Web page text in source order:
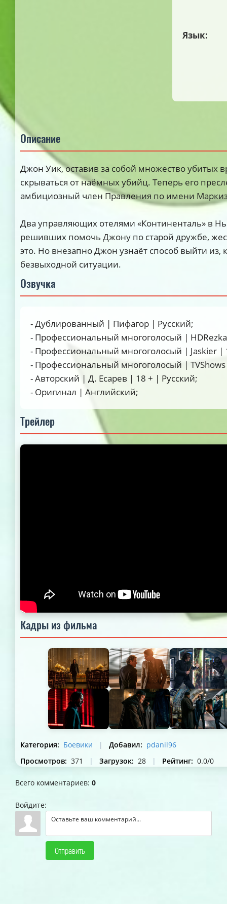
Язык:
Описание
Джон Уик, оставив за собой множество убитых
скрываться от наёмных убийц. Теперь его
амбициозный член Правления по имени
Два управляющих отелями «Континенталь» в
решивших помочь Джону по старой дружбе,
это. Но внезапно Джон узнаёт способ выйти из,
безвыходной ситуации.
Озвучка
- Дублированный | Пифагор | Русский;
- Профессиональный многоголосый |
- Профессиональный многоголосый | Jaskier |
- Профессиональный многоголосый |
- Авторский | Д. Есарев | 18 + | Русский;
- Оригинал | Английский;
Трейлер
Кадры из фильма
Категория: Боевики | Добавил: pdanil96
Просмотров: 371 | Загрузок: 28 | Рейтинг: 0.0/0
Всего комментариев: 0
Войдите:
Отправить